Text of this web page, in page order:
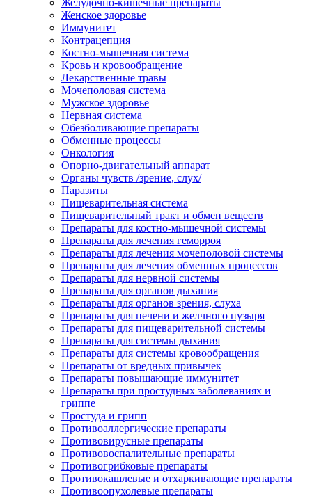
Желудочно-кишечные препараты
Женское здоровье
Иммунитет
Контрацепция
Костно-мышечная система
Кровь и кровообращение
Лекарственные травы
Мочеполовая система
Мужское здоровье
Нервная система
Обезболивающие препараты
Обменные процессы
Онкология
Опорно-двигательный аппарат
Органы чувств /зрение, слух/
Паразиты
Пищеварительная система
Пищеварительный тракт и обмен веществ
Препараты для костно-мышечной системы
Препараты для лечения геморроя
Препараты для лечения мочеполовой системы
Препараты для лечения обменных процессов
Препараты для нервной системы
Препараты для органов дыхания
Препараты для органов зрения, слуха
Препараты для печени и желчного пузыря
Препараты для пищеварительной системы
Препараты для системы дыхания
Препараты для системы кровообращения
Препараты от вредных привычек
Препараты повышающие иммунитет
Препараты при простудных заболеваниях и
гриппе
Простуда и грипп
Противоаллергические препараты
Противовирусные препараты
Противовоспалительные препараты
Противогрибковые препараты
Противокашлевые и отхаркивающие препараты
Противоопухолевые препараты